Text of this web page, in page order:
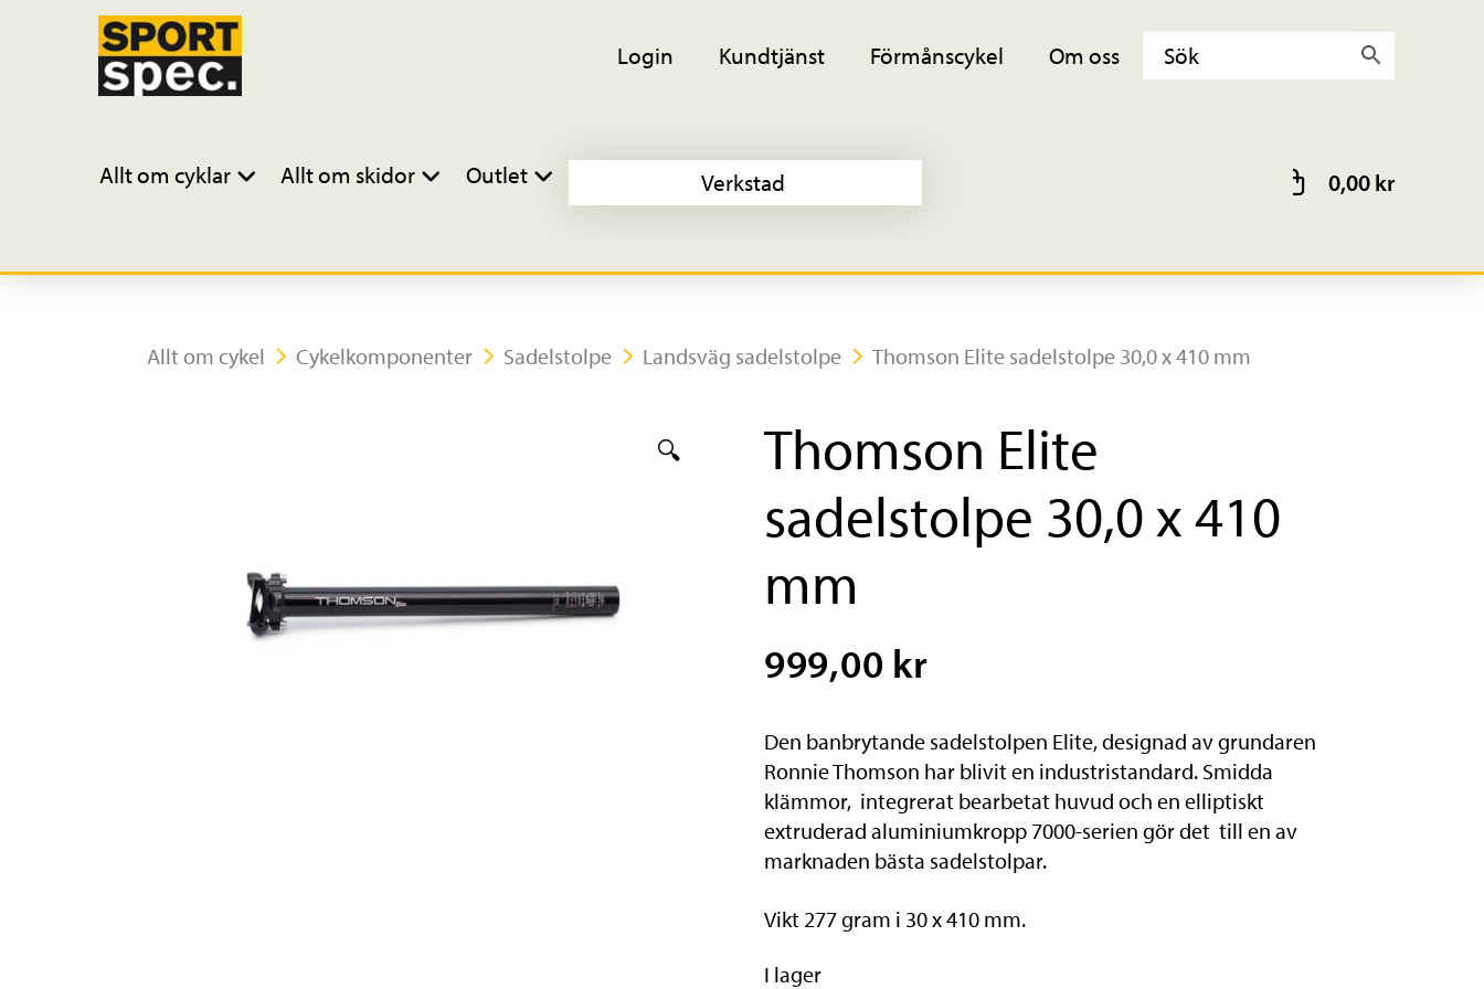
Login Kundtjänst Förmånscykel Om oss
Allt om cyklar Allt om skidor Outlet Verkstad 0,00kr
Allt om cykel Cykelkomponenter Sadelstolpe Landsväg sadelstolpe Thomson Elite sadelstolpe 30,0 x 410 mm
🔍
Thomson Elite
sadelstolpe 30,0 x 410
mm
999,00 kr
Den banbrytande sadelstolpen Elite, designad av grundaren
Ronnie Thomson har blivit en industristandard. Smidda
klämmor, integrerat bearbetat huvud och en elliptiskt
extruderad aluminiumkropp 7000-serien gör det till en av
marknaden bästa sadelstolpar.
Vikt 277 gram i 30 x 410 mm.
I lager